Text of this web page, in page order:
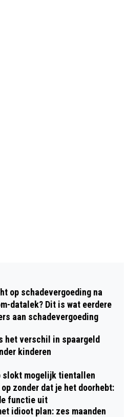
op schadevergoeding na
datalek? Dit is wat eerdere
aan schadevergoeding
het verschil in spaargeld
kinderen
slokt mogelijk tientallen
zonder dat je het doorhebt:
functie uit
idioot plan: zes maanden